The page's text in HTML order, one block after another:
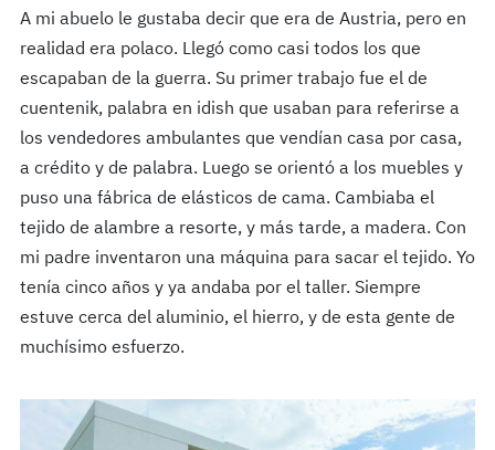
A mi abuelo le gustaba decir que era de Austria, pero en
realidad era polaco. Llegó como casi todos los que
escapaban de la guerra. Su primer trabajo fue el de
cuentenik, palabra en idish que usaban para referirse a
los vendedores ambulantes que vendían casa por casa,
a crédito y de palabra. Luego se orientó a los muebles y
puso una fábrica de elásticos de cama. Cambiaba el
tejido de alambre a resorte, y más tarde, a madera. Con
mi padre inventaron una máquina para sacar el tejido. Yo
tenía cinco años y ya andaba por el taller. Siempre
estuve cerca del aluminio, el hierro, y de esta gente de
muchísimo esfuerzo.